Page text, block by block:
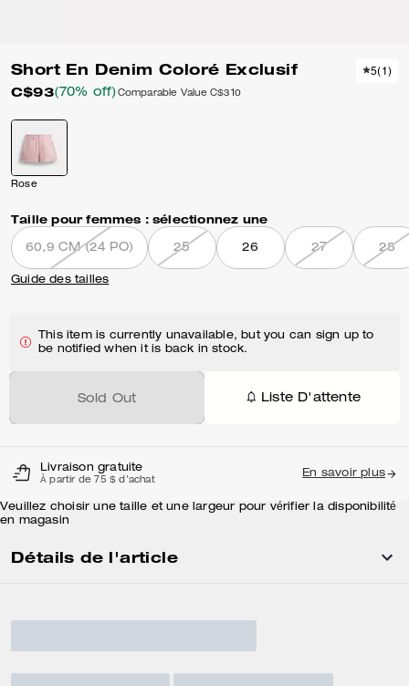
Short En Denim Coloré Exclusif
C$93(70% off) Comparable Value C$310
5(1)
Rose
Taille pour femmes : sélectionnez une
60,9 CM (24 PO) 25 26 27 28
Guide des tailles
This item is currently unavailable, but you can sign up to
be notified when it is back in stock.
Sold Out Liste D'attente
Livraison gratuite
À partir de 75 $ d'achat
En savoir plus
Veuillez choisir une taille et une largeur pour vérifier la disponibilité
en magasin
Détails de l'article